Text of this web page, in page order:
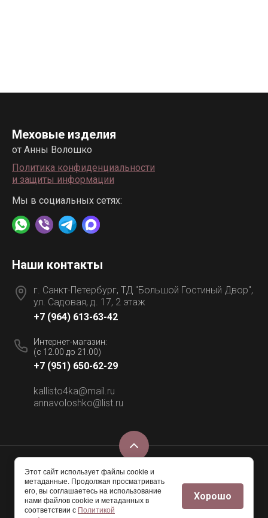
Меховые изделия
от Анны Волошко
Политика конфиденциальности
и защиты информации
Мы в социальных сетях:
Наши контакты
г. Санкт-Петербург, ТД "Большой Гостиный Двор",
ул. Садовая, д. 17, 2 этаж
+7 (964) 613-63-42
Интернет-магазин:
(с 12.00 до 21.00)
+7 (951) 650-62-29
kallisto4ka@mail.ru
annavoloshko@list.ru
© 2016 - 2026 Меховой салон ANNA VOLOSHKO
Этот сайт использует файлы cookie и
метаданные. Продолжая просматривать
его, вы соглашаетесь на использование
нами файлов cookie и метаданных в
соответствии с Политикой
Хорошо